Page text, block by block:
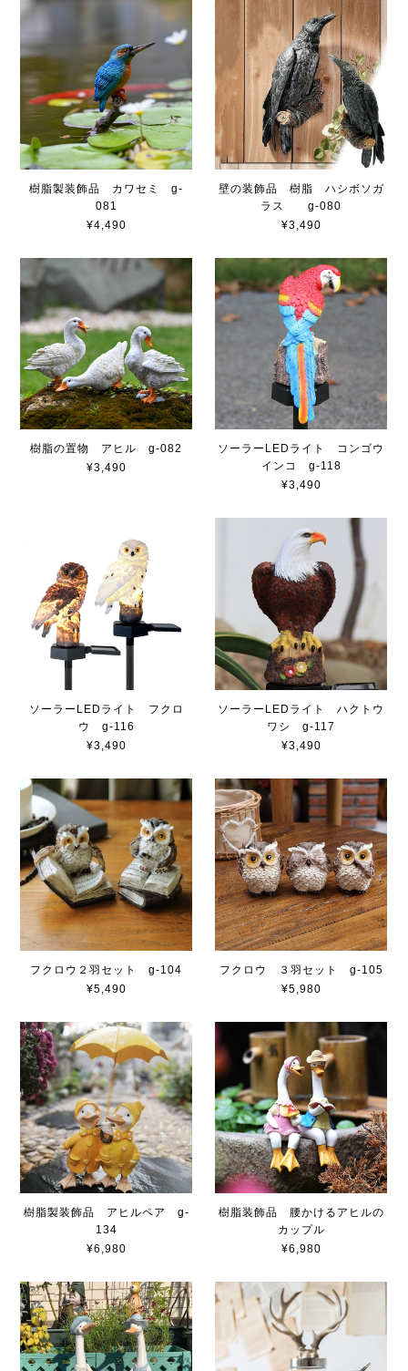
樹脂製装飾品 カワセミ g-
081
¥4,490
壁の装飾品 樹脂 ハシボソガ
ラス g-080
¥3,490
樹脂の置物 アヒル g-082
¥3,490
ソーラーLEDライト コンゴウ
インコ g-118
¥3,490
ソーラーLEDライト フクロ
ウ g-116
¥3,490
ソーラーLEDライト ハクトウ
ワシ g-117
¥3,490
フクロウ２羽セット g-104
¥5,490
フクロウ ３羽セット g-105
¥5,980
樹脂製装飾品 アヒルペア g-
134
¥6,980
樹脂装飾品 腰かけるアヒルの
カップル
¥6,980